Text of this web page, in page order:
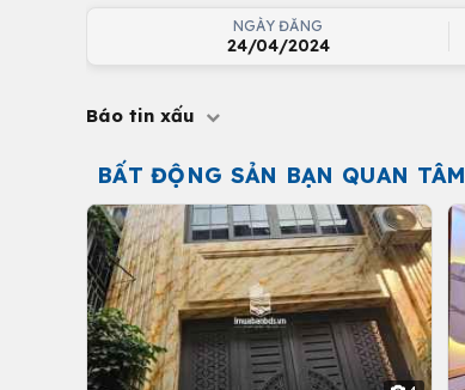
NGÀY ĐĂNG
24/04/2024
Báo tin xấu
BẤT ĐỘNG SẢN BẠN QUAN TÂM